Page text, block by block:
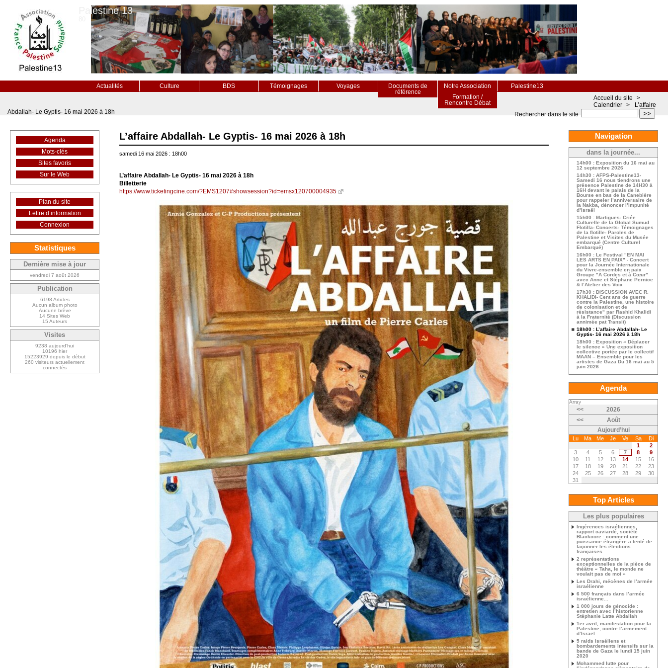
Palestine 13
Actualités Culture BDS Témoignages Voyages
Documents de
référence
Notre Association
Palestine13
Formation /
Rencontre Débat
>>
Rechercher dans le site
Accueil du site
>
Calendrier >
L’affaire
Abdallah- Le Gyptis- 16 mai 2026 à 18h
L’affaire Abdallah- Le Gyptis- 16 mai 2026 à 18h
samedi 16 mai 2026 : 18h00
L’affaire Abdallah- Le Gyptis- 16 mai 2026 à 18h
Billetterie
https://www.ticketingcine.com/?EMS1207#showsession?id=emsx120700004935
Agenda
Mots-clés
Sites favoris
Sur le Web
Plan du site
Lettre d’information
Connexion
Statistiques
Dernière mise à jour
vendredi 7 août 2026
Publication
6198 Articles
Aucun album photo
Aucune brève
14 Sites Web
15 Auteurs
Visites
9238 aujourd’hui
10196 hier
15223929 depuis le début
260 visiteurs actuellement
connectés
Navigation
dans la journée...
14h00 : Exposition du 16 mai au
12 septembre 2026
14h30 : AFPS-Palestine13-
Samedi 16 nous tiendrons une
présence Palestine de 14H30 à
16H devant le palais de la
Bourse en bas de la Canebière
pour rappeler l’anniversaire de
la Nakba, dénoncer l’impunité
d’Israël
15h00 : Martigues- Criée
Culturelle de la Global Sumud
Flotilla- Concerts- Témoignages
de la flotille- Paroles de
Palestine et Visites du Musée
embarqué (Centre Culturel
Embarqué)
16h00 : Le Festival "EN MAI
LES ARTS EN PAIX" - Concert
pour la Journée Internationale
du Vivre-ensemble en paix
Groupe "A Cordes et à Cœur"
avec Anne et Stéphane Pernice
& l’Atelier des Voix
17h30 : DISCUSSION AVEC R.
KHALIDI- Cent ans de guerre
contre la Palestine, une histoire
de colonisation et de
résistance" par Rashid Khalidi
à la Fraternité (Discussion
annimée pat Transit)
18h00 : L’affaire Abdallah- Le
Gyptis- 16 mai 2026 à 18h
18h00 : Exposition « Déplacer
le silence » Une exposition
collective portée par le collectif
MAAN – Ensemble pour les
artistes de Gaza Du 16 mai au 5
juin 2026
Agenda
Array
<<
2026
<<
Août
Aujourd’hui
Lu Ma Me Je Ve Sa
Di
1
2
3
4 5 6 7 8
9
10
11 12 13 14 15
16
17
18 19 20 21 22
23
24
25 26 27 28 29
30
31
Top Articles
Les plus populaires
Ingérences israéliennes,
rapport caviardé, société
Blackcore : comment une
puissance étrangère a tenté de
façonner les élections
françaises
2 représentations
exceptionnelles de la pièce de
théâtre « Taha, le monde ne
voulait pas de moi »
Les Drahi, mécènes de l’armée
israélienne
6 500 français dans l’armée
israélienne...
1 000 jours de génocide :
entretien avec l’historienne
Stéphanie Latte Abdallah
1er avril, manifestation pour la
Palestine, contre l’armement
d’Israel
5 raids israéliens et
bombardements intensifs sur la
bande de Gaza le lundi 15 juin
2020
Mohammed lutte pour